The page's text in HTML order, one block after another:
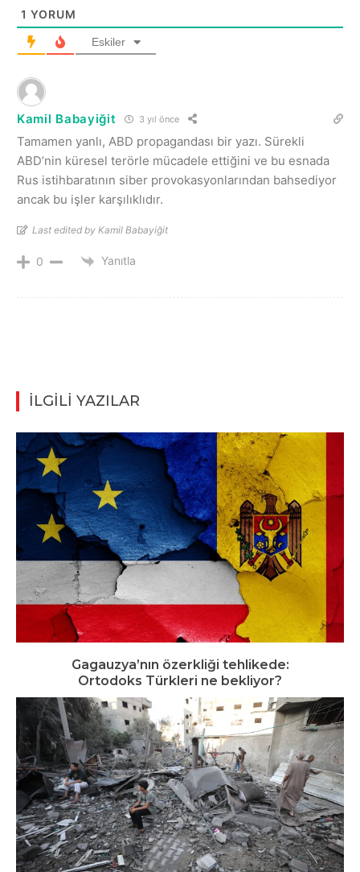
1 YORUM
Eskiler
Kamil Babayiğit 3 yıl önce
Tamamen yanlı, ABD propagandası bir yazı. Sürekli
ABD’nin küresel terörle mücadele ettiğini ve bu esnada
Rus istihbaratının siber provokasyonlarından bahsediyor
ancak bu işler karşılıklıdır.
Last edited by Kamil Babayiğit
0 Yanıtla
İLGİLİ YAZILAR
Gagauzya’nın özerkliği tehlikede:
Ortodoks Türkleri ne bekliyor?